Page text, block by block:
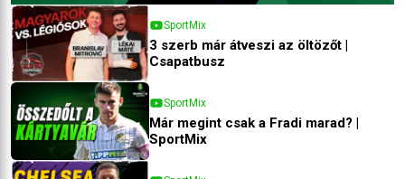
SportMix
3 szerb már átveszi az öltözőt |
Csapatbusz
SportMix
Már megint csak a Fradi marad? |
SportMix